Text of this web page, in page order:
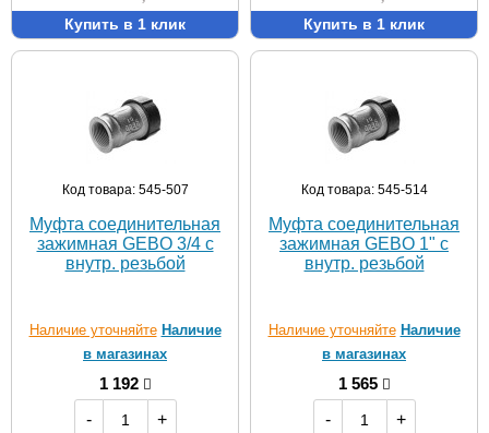
Купить в 1 клик Купить в 1 клик
Код товара: 545-507
Муфта соединительная
зажимная GEBO 3/4 с
внутр. резьбой
Наличие уточняйте Наличие
в магазинах
1 192
-
+
Код товара: 545-514
Муфта соединительная
зажимная GEBO 1" с
внутр. резьбой
Наличие уточняйте Наличие
в магазинах
1 565
-
+